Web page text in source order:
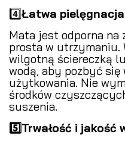
4️⃣Łatwa pielęgnacja
Mata jest odporna na
prosta w utrzymaniu.
wilgotną ściereczką
wodą, aby pozbyć się
użytkowania. Nie
środków
suszenia.
5️⃣Trwałość i jakość